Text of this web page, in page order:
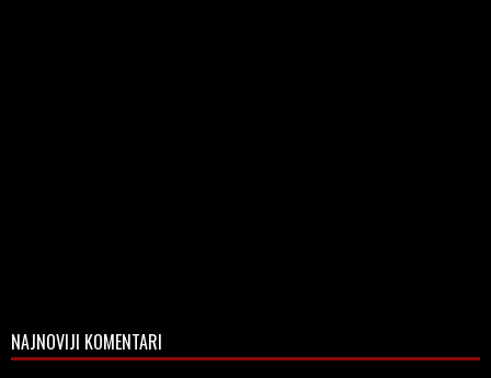
NAJNOVIJI KOMENTARI